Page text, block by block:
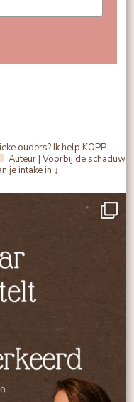
ouders?Ik help KOPP
Auteur | Voorbij de schaduw
je intake in ↓